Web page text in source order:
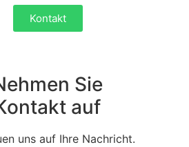
Kontakt
Sie
auf
uns auf Ihre Nachricht.